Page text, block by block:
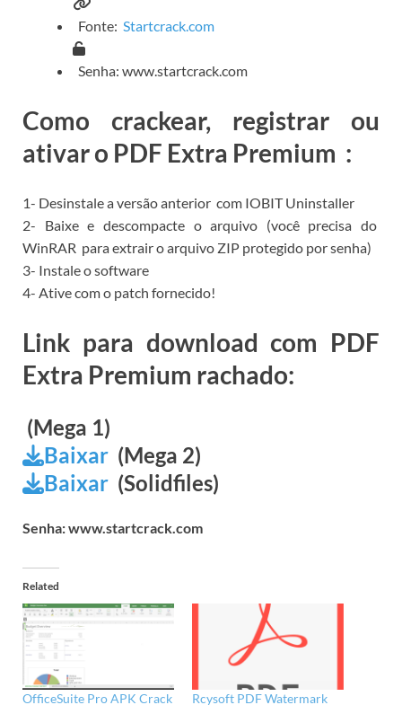
Fonte: Startcrack.com
Senha: www.startcrack.com
Como crackear, registrar ou
ativar o PDF Extra Premium :
1- Desinstale aversão anterior com IOBIT Uninstaller
2- Baixe e descompacte o arquivo (você precisa do
WinRAR para extrair o arquivo ZIP protegido por senha)
3- Instale o software
4- Ative com o patch fornecido!
Link para download com PDF
Extra Premium rachado:
(Mega 1)
Baixar (Mega 2)
Baixar (Solidfiles)
Senha: www.startcrack.com
Related
OfficeSuite Pro APK Crack Rcysoft PDF Watermark